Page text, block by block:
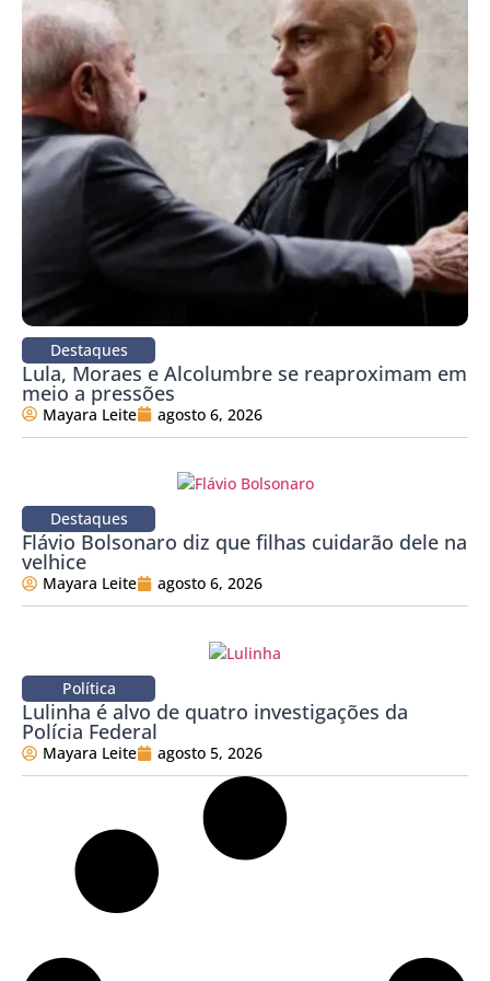
Destaques
Lula, Moraes e Alcolumbre se reaproximam em
meio a pressões
Mayara Leite agosto 6, 2026
Destaques
Flávio Bolsonaro diz que filhas cuidarão dele na
velhice
Mayara Leite agosto 6, 2026
Política
Lulinha é alvo de quatro investigações da
Polícia Federal
Mayara Leite agosto 5, 2026